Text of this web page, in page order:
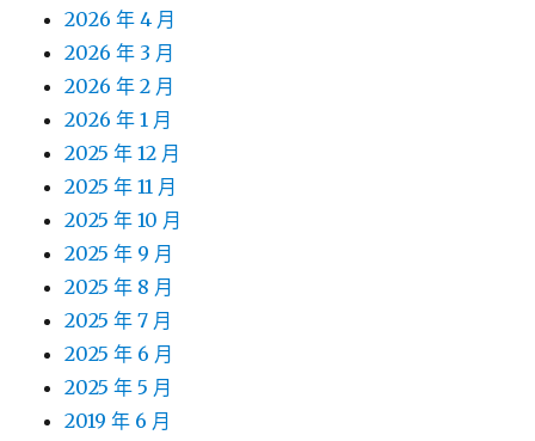
2026 年 4 月
2026 年 3 月
2026 年 2 月
2026 年 1 月
2025 年 12 月
2025 年 11 月
2025 年 10 月
2025 年 9 月
2025 年 8 月
2025 年 7 月
2025 年 6 月
2025 年 5 月
2019 年 6 月